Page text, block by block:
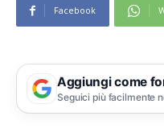
Facebook
Aggiungi come
Seguici più facilmente